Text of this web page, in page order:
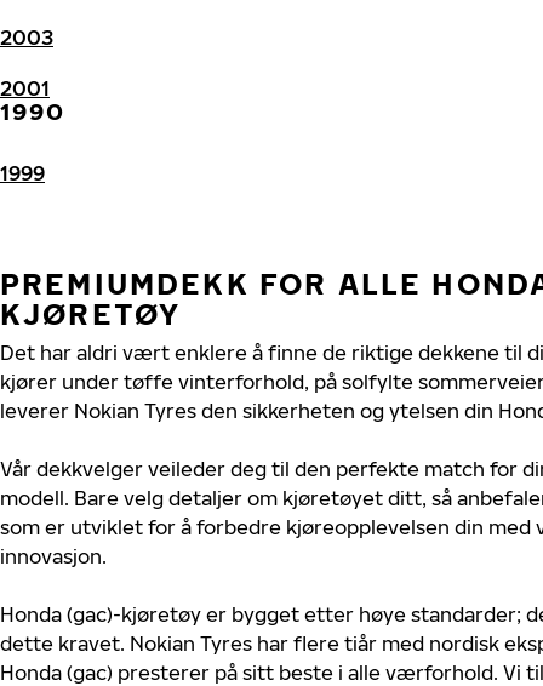
2003
2001
1990
1999
PREMIUMDEKK FOR ALLE
KJØRETØY
Det har aldri vært enklere å finne de riktige dekkene til
kjører under tøffe vinterforhold, på solfylte
leverer Nokian Tyres den sikkerheten og ytelsen din
Vår dekkvelger veileder deg til den perfekte match for
modell. Bare velg detaljer om kjøretøyet ditt, så
som er utviklet for å forbedre kjøreopplevelsen din med
innovasjon.
Honda (gac)-kjøretøy er bygget etter høye standarder;
dette kravet. Nokian Tyres har flere tiår med nordisk
Honda (gac) presterer på sitt beste i alle værforhold. Vi